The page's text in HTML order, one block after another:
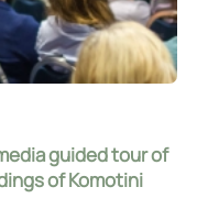
guided tour of
of Komotini